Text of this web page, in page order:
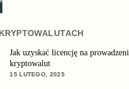
Jak uzyskać licencję na
kryptowalut
15 LUTEGO, 2025